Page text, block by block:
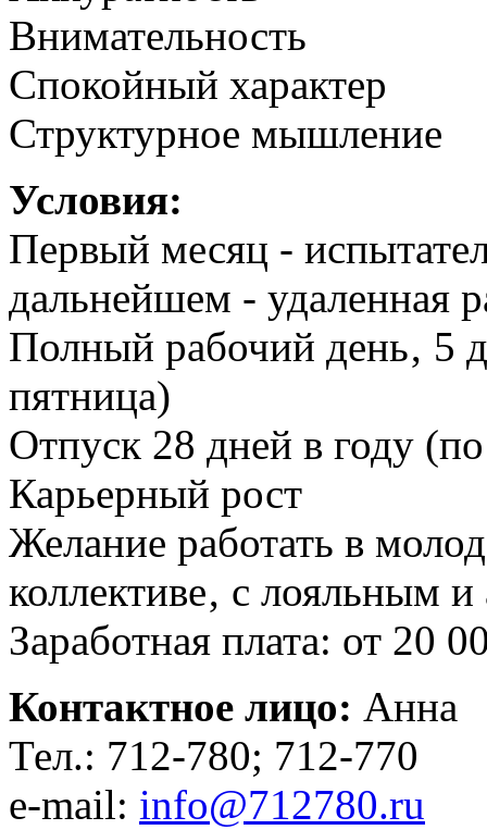
Внимательность
Спокойный характер
Структурное мышление
Условия:
Первый месяц -
дальнейшем - удаленная
Полный рабочий день‚ 5
пятница)
Отпуск 28 дней в году
Карьерный рост
Желание работать в
коллективе‚ с лояльным
Заработная плата: от 20
Контактное лицо: Анна
Тел.: 712-780; 712-770
e-mail: info@712780.ru